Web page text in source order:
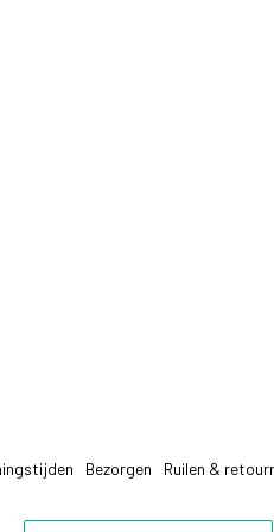
Bezorgen Ruilen &